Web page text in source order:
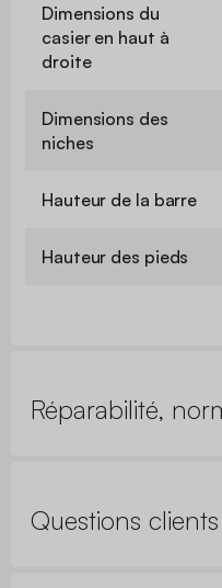
Dimensions du
casier en haut à
droite
Dimensions des
niches
Hauteur de la barre
Hauteur des pieds
Réparabilité,
Questions clients